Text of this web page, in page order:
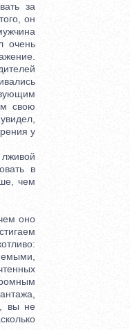
за
он
очень
свою
у
в
чем
оно
вы не